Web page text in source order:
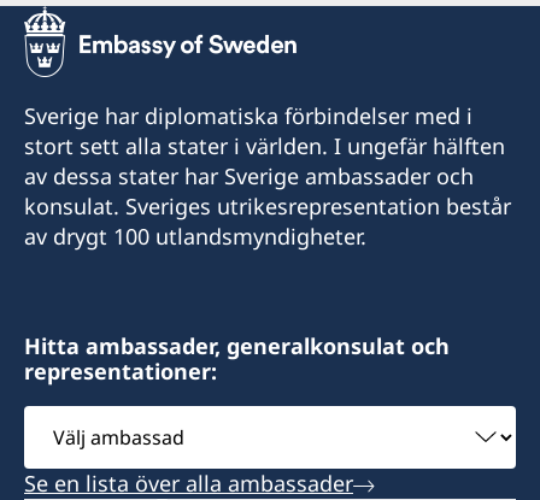
Sverige har diplomatiska förbindelser med i
stort sett alla stater i världen. I ungefär hälften
av dessa stater har Sverige ambassader och
konsulat. Sveriges utrikesrepresentation består
av drygt 100 utlandsmyndigheter.
Hitta ambassader, generalkonsulat och
representationer:
Välj
ambassad
Se en lista över alla ambassader